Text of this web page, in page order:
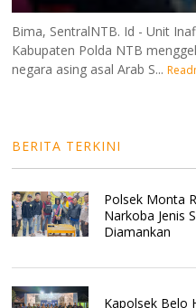
Bima, SentralNTB. Id - Unit
Kabupaten Polda NTB
negara asing asal Arab S...
BERITA TERKINI
Polsek Monta
Narkoba Jenis
Diamankan
Kapolsek Belo